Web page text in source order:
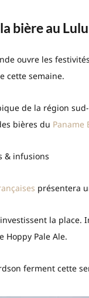
bière au
ouvre les
cette semaine.
de la région
bières du Paname
& infusions
présentera
investissent la place.
Hoppy Pale Ale.
ferment cette